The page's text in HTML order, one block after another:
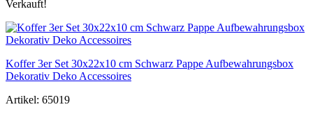
Verkauft!
Koffer 3er Set 30x22x10 cm Schwarz Pappe Aufbewahrungsbox
Dekorativ Deko Accessoires
Artikel: 65019